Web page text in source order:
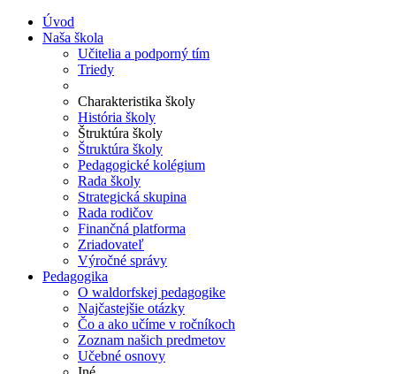
Úvod
Naša škola
Učitelia a podporný tím
Triedy
Charakteristika školy
História školy
Štruktúra školy
Štruktúra školy
Pedagogické kolégium
Rada školy
Strategická skupina
Rada rodičov
Finančná platforma
Zriadovateľ
Výročné správy
Pedagogika
O waldorfskej pedagogike
Najčastejšie otázky
Čo a ako učíme v ročníkoch
Zoznam našich predmetov
Učebné osnovy